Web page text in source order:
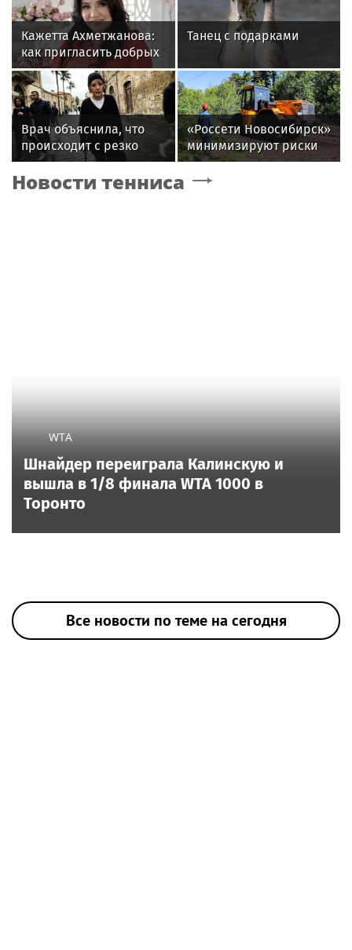
Кажетта Ахметжанова:
как пригласить добрых
духов в новый дом
Танец с подарками
Врач объяснила, что
происходит с резко
похудевшей Пугачёвой:
"Вылечить уже нельзя"
«Россети Новосибирск»
минимизируют риски
повреждений ЛЭП за
счет масштабной
Новости тенниса
WTA
Шнайдер переиграла Калинскую и
вышла в 1/8 финала WTA 1000 в
Торонто
Все новости по теме на сегодня